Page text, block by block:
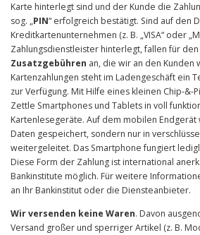
Karte hinterlegt sind und der Kunde die
sog. „PIN“ erfolgreich bestätigt. Sind auf den
Kreditkartenunternehmen (z. B. „VISA“ oder
Zahlungsdienstleister hinterlegt, fallen für
Zusatzgebühren an, die wir an den Kunden
Kartenzahlungen steht im Ladengeschäft ein
zur Verfügung. Mit Hilfe eines kleinen Chip-&-
Zettle Smartphones und Tablets in voll
Kartenlesegeräte. Auf dem mobilen
Daten gespeichert, sondern nur in
weitergeleitet. Das Smartphone fungiert
Diese Form der Zahlung ist international
Bankinstitute möglich. Für weitere
an Ihr Bankinstitut oder die Diensteanbieter.
Wir versenden keine Waren. Davon
Versand großer und sperriger Artikel (z. B.